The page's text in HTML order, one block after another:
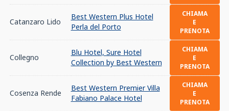
Catanzaro Lido
Best Western Plus Hotel
Perla del Porto
CHIAMA
E
PRENOTA
Collegno
Blu Hotel, Sure Hotel
Collection by Best Western
CHIAMA
E
PRENOTA
Cosenza Rende
Best Western Premier Villa
Fabiano Palace Hotel
CHIAMA
E
PRENOTA